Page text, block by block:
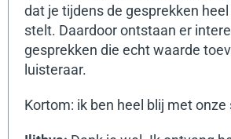
dat je tijdens de gesprekken
stelt. Daardoor ontstaan er
gesprekken die echt waarde
luisteraar.
Kortom: ik ben heel blij met